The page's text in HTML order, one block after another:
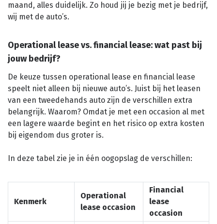
maand, alles duidelijk. Zo houd jij je bezig met je bedrijf,
wij met de auto’s.
Operational lease vs. financial lease: wat past bij
jouw bedrijf?
De keuze tussen operational lease en financial lease
speelt niet alleen bij nieuwe auto’s. Juist bij het leasen
van een tweedehands auto zijn de verschillen extra
belangrijk. Waarom? Omdat je met een occasion al met
een lagere waarde begint en het risico op extra kosten
bij eigendom dus groter is.
In deze tabel zie je in één oogopslag de verschillen:
Kenmerk
Operational
lease occasion
Financial
lease
occasion